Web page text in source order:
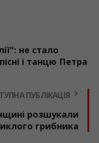
не стало
і танцю Петра
ПУБЛІКАЦІЯ
розшукали
грибника